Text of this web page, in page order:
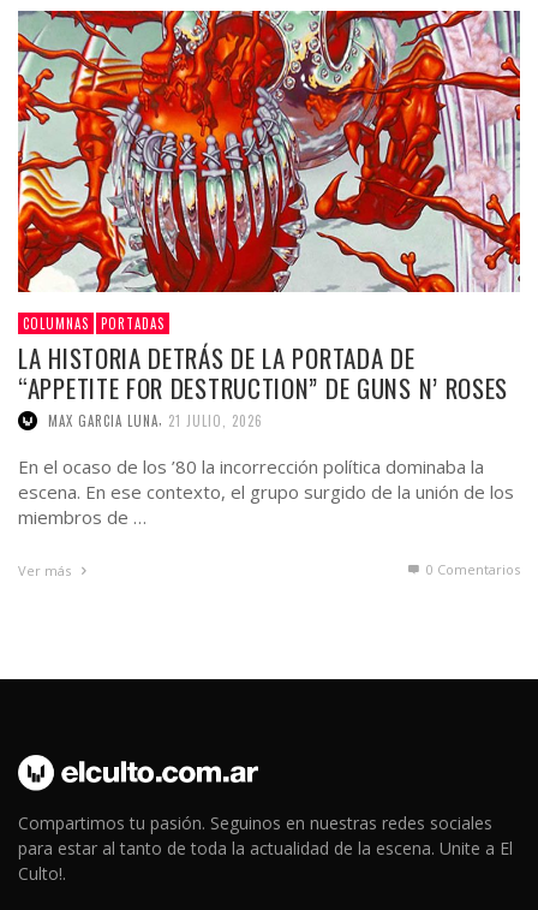
COLUMNAS PORTADAS
LA HISTORIA DETRÁS DE LA PORTADA DE
“APPETITE FOR DESTRUCTION” DE GUNS N’ ROSES
MAX GARCIA LUNA 21 JULIO, 2026
En el ocaso de los ’80 la incorrección política dominaba la
escena. En ese contexto, el grupo surgido de la unión de los
miembros de …
Ver más 0 Comentarios
Compartimos tu pasión. Seguinos en nuestras redes sociales
para estar al tanto de toda la actualidad de la escena. Unite a El
Culto!.